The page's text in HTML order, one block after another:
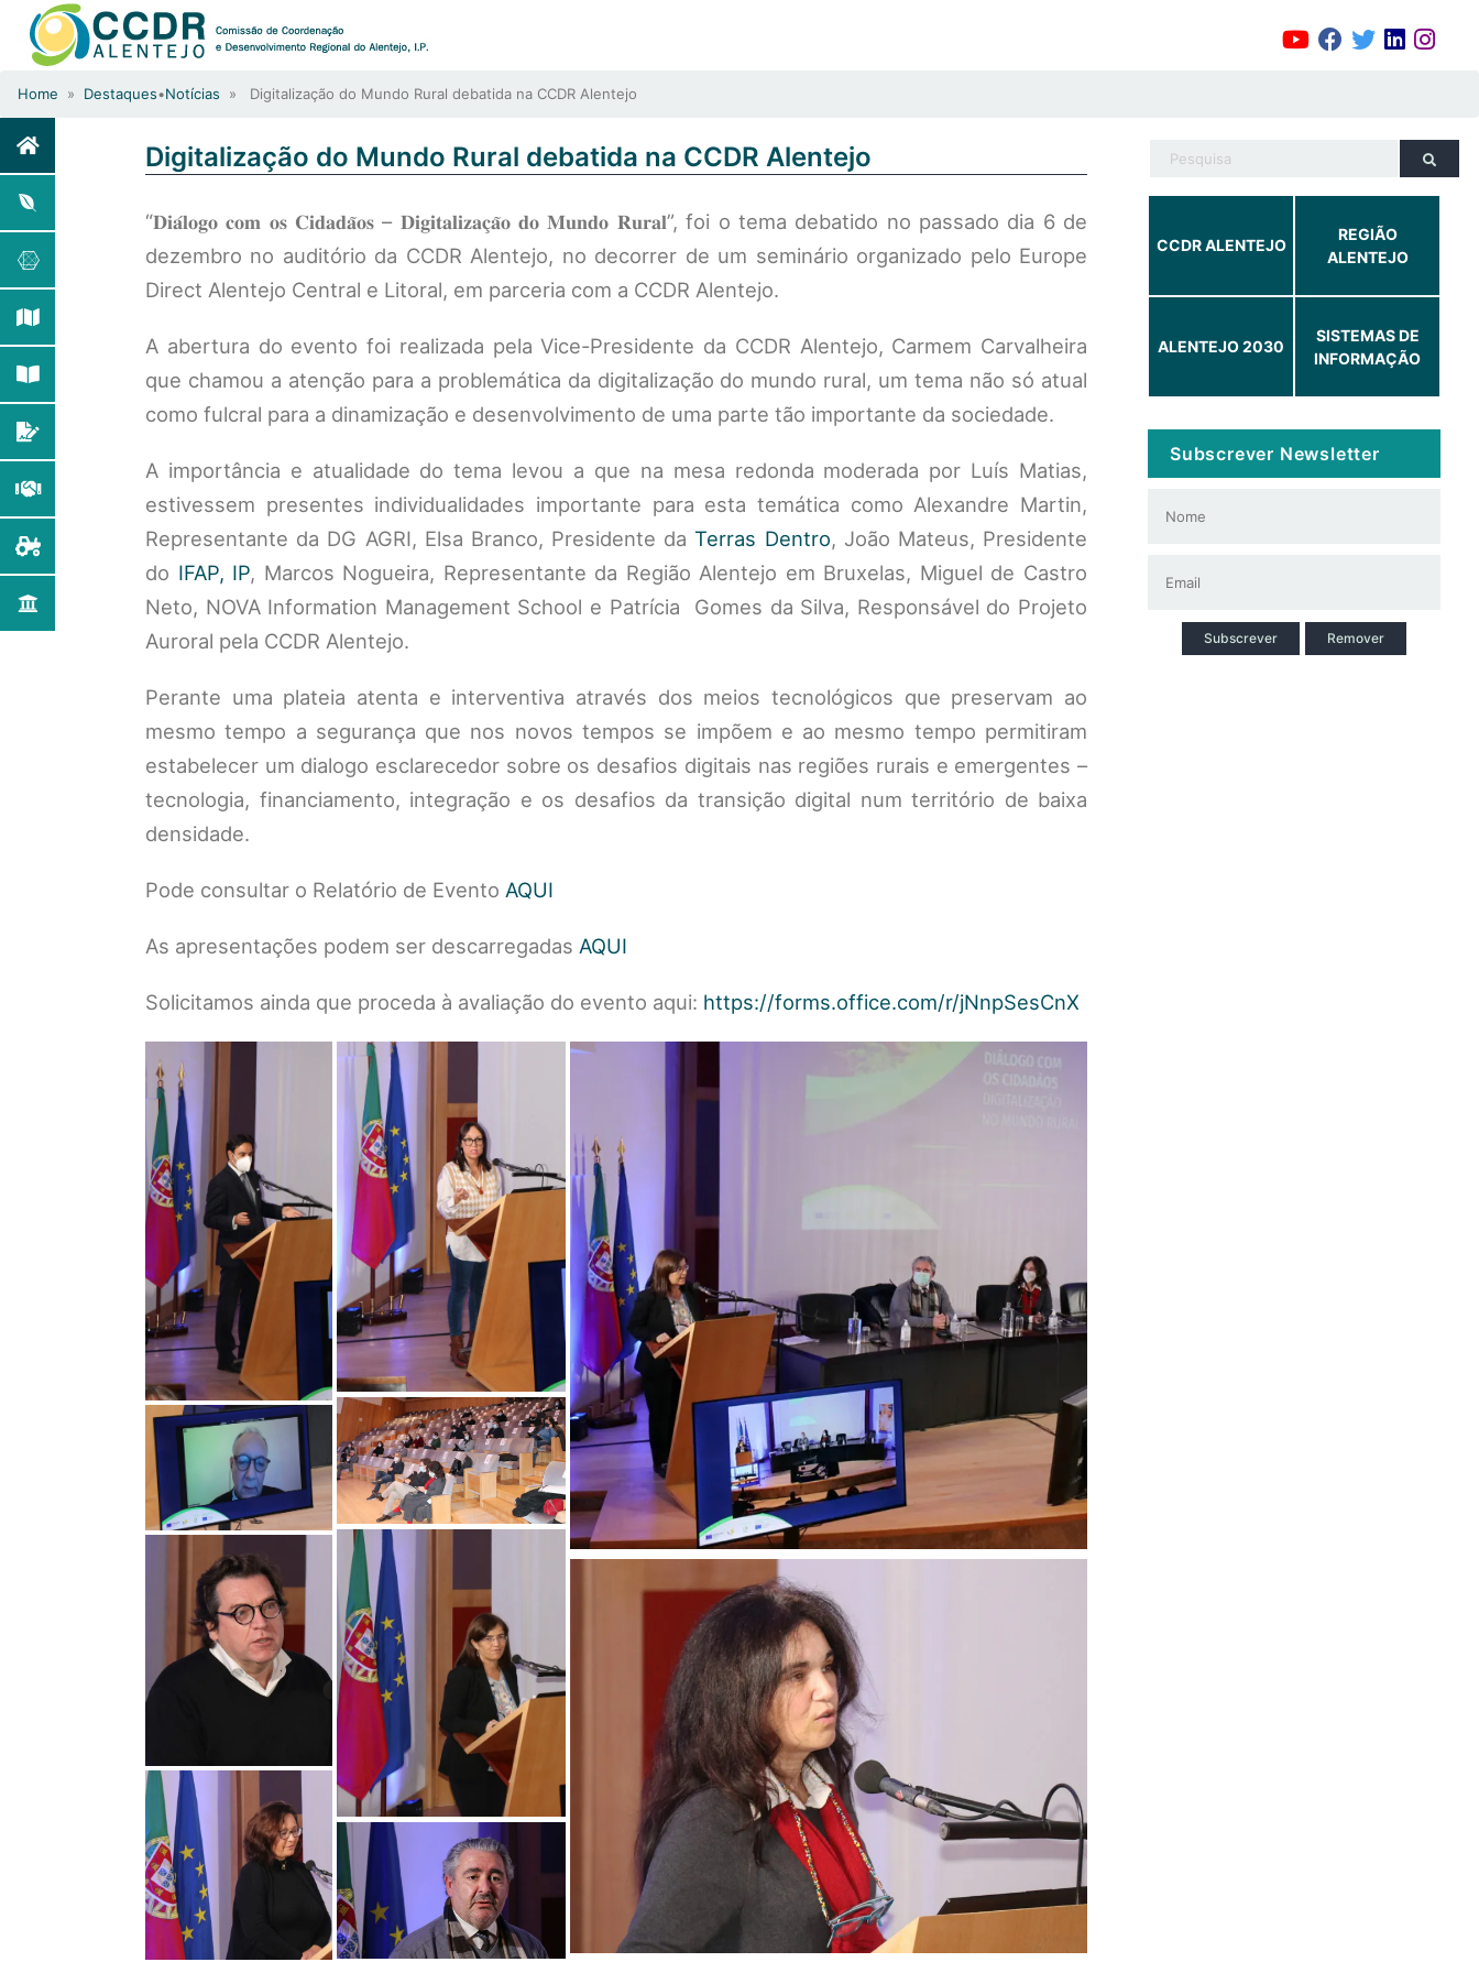
Home » Destaques•Notícias » Digitalização do Mundo Rural debatida na CCDR Alentejo
Digitalização do Mundo Rural debatida na CCDR Alentejo
“𝐃𝐢𝐚́𝐥𝐨𝐠𝐨 𝐜𝐨𝐦 𝐨𝐬 𝐂𝐢𝐝𝐚𝐝𝐚̃𝐨𝐬 – 𝐃𝐢𝐠𝐢𝐭𝐚𝐥𝐢𝐳𝐚𝐜̧𝐚̃𝐨 𝐝𝐨 𝐌𝐮𝐧𝐝𝐨 𝐑𝐮𝐫𝐚𝐥”, foi o tema debatido no passado dia 6 de
dezembro no auditório da CCDR Alentejo, no decorrer de um seminário organizado pelo Europe
Direct Alentejo Central e Litoral, em parceria com a CCDR Alentejo.
A abertura do evento foi realizada pela Vice-Presidente da CCDR Alentejo, Carmem Carvalheira
que chamou a atenção para a problemática da digitalização do mundo rural, um tema não só atual
como fulcral para a dinamização e desenvolvimento de uma parte tão importante da sociedade.
A importância e atualidade do tema levou a que na mesa redonda moderada por Luís Matias,
estivessem presentes individualidades importante para esta temática como Alexandre Martin,
Representante da DG AGRI, Elsa Branco, Presidente daTerras Dentro, João Mateus, Presidente
do IFAP, IP, Marcos Nogueira, Representante da Região Alentejo em Bruxelas, Miguel de Castro
Neto, NOVA Information Management School e Patrícia Gomes da Silva, Responsável do Projeto
Auroral pela CCDR Alentejo.
Perante uma plateia atenta e interventiva através dos meios tecnológicos que preservam ao
mesmo tempo a segurança que nos novos tempos se impõem e ao mesmo tempo permitiram
estabelecer um dialogo esclarecedor sobre os desafios digitais nas regiões rurais e emergentes –
tecnologia, financiamento, integração e os desafios da transição digital num território de baixa
densidade.
Pode consultar o Relatório de Evento AQUI
As apresentações podem ser descarregadas AQUI
Solicitamos ainda que proceda à avaliação do evento aqui: https://forms.office.com/r/jNnpSesCnX
CCDR ALENTEJO
REGIÃO
ALENTEJO
ALENTEJO 2030
SISTEMAS DE
INFORMAÇÃO
Subscrever Newsletter
Subscrever Remover